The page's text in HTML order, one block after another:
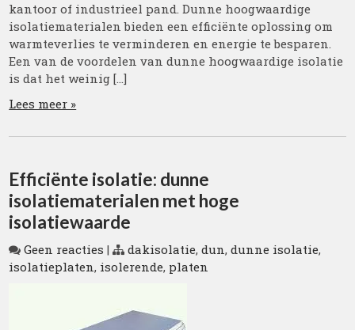
kantoor of industrieel pand. Dunne hoogwaardige
isolatiematerialen bieden een efficiënte oplossing om
warmteverlies te verminderen en energie te besparen.
Een van de voordelen van dunne hoogwaardige isolatie
is dat het weinig […]
Lees meer »
Efficiënte isolatie: dunne
isolatiematerialen met hoge
isolatiewaarde
Geen reacties | dakisolatie,dun,dunne isolatie,
isolatieplaten, isolerende, platen